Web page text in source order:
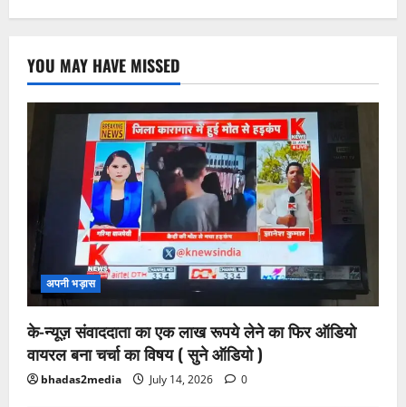
YOU MAY HAVE MISSED
अपनी भड़ास
के-न्यूज़ संवाददाता का एक लाख रूपये लेने का फिर ऑडियो
वायरल बना चर्चा का विषय ( सुने ऑडियो )
bhadas2media July 14, 2026 0